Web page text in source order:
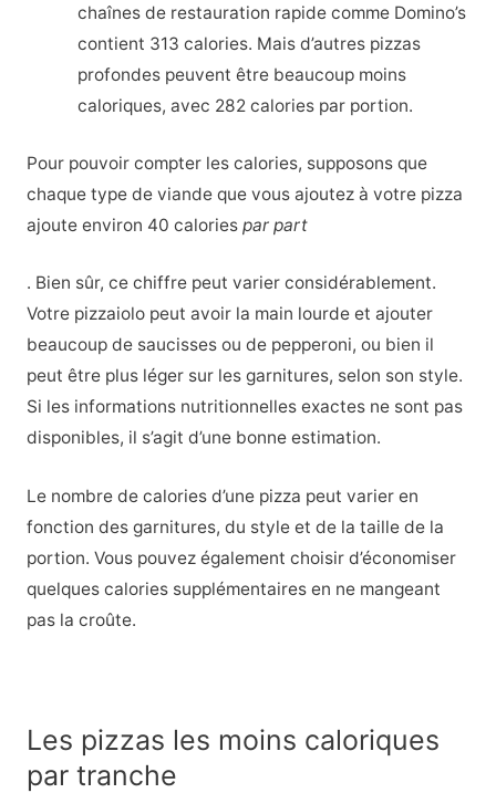
chaînes de restauration rapide comme Domino’s
contient 313 calories. Mais d’autres pizzas
profondes peuvent être beaucoup moins
caloriques, avec 282 calories par portion.
Pour pouvoir compter les calories, supposons que
chaque type de viande que vous ajoutez à votre pizza
ajoute environ 40 calories par part
. Bien sûr, ce chiffre peut varier considérablement.
Votre pizzaiolo peut avoir la main lourde et ajouter
beaucoup de saucisses ou de pepperoni, ou bien il
peut être plus léger sur les garnitures, selon son style.
Si les informations nutritionnelles exactes ne sont pas
disponibles, il s’agit d’une bonne estimation.
Le nombre de calories d’une pizza peut varier en
fonction des garnitures, du style et de la taille de la
portion. Vous pouvez également choisir d’économiser
quelques calories supplémentaires en ne mangeant
pas la croûte.
Les pizzas les moins caloriques
par tranche